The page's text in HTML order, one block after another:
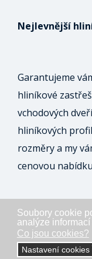
Soubory cookie
analýze
Co jsou cookies?
Nastavení cookies
Nejlevnější
Garantujeme
hliníkové
vchodových
hliníkových
rozměry a my
cenovou
ODESLAT